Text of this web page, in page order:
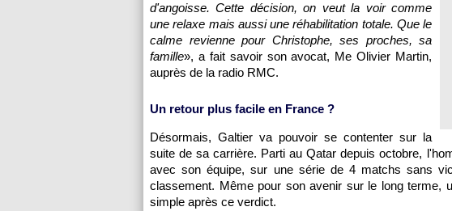
d'angoisse. Cette décision, on veut la voir comme
une relaxe mais aussi une réhabilitation totale. Que le
calme revienne pour Christophe, ses proches, sa
famille», a fait savoir son avocat, Me Olivier Martin,
auprès de la radio RMC.
Un retour plus facile en France ?
Désormais, Galtier va pouvoir se contenter sur la
suite de sa carrière. Parti au Qatar depuis octobre,
avec son équipe, sur une série de 4 matchs sans
classement. Même pour son avenir sur le long terme,
simple après ce verdict.